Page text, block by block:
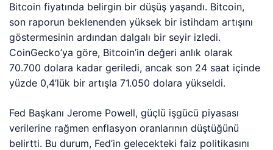
Bitcoin fiyatında belirgin bir düşüş yaşandı. Bitcoin,
son raporun beklenenden yüksek bir istihdam artışını
göstermesinin ardından dalgalı bir seyir izledi.
CoinGecko’ya göre, Bitcoin’in değeri anlık olarak
70.700 dolara kadar geriledi, ancak son 24 saat içinde
yüzde 0,4’lük bir artışla 71.050 dolara yükseldi.
Fed Başkanı Jerome Powell, güçlü işgücü piyasası
verilerine rağmen enflasyon oranlarının düştüğünü
belirtti. Bu durum, Fed’in gelecekteki faiz politikasını